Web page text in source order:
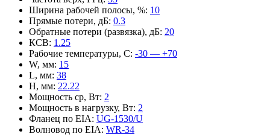
Ширина рабочей полосы, %: 10
Прямые потери, дБ: 0.3
Обратные потери (развязка), дБ: 20
КСВ: 1.25
Рабочие температуры, С: -30 — +70
W, мм: 15
L, мм: 38
H, мм: 22.22
Мощность ср, Вт: 2
Мощность в нагрузку, Вт: 2
Фланец по EIA: UG-1530/U
Волновод по EIA: WR-34